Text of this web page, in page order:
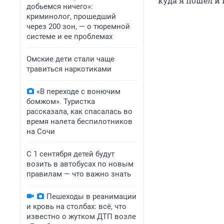
добьемся ничего»:
криминолог, прошедший
через 200 зон, — о тюремной
системе и ее проблемах
Омские дети стали чаще
травиться наркотиками
«В переходе с вонючим
бомжом». Туристка
рассказала, как спасалась во
время налета беспилотников
на Сочи
С 1 сентября детей будут
возить в автобусах по новым
правилам — что важно знать
Пешеходы в реанимации
и кровь на столбах: всё, что
известно о жутком ДТП возле